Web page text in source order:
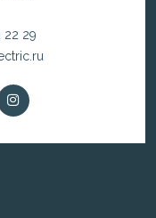
22 29